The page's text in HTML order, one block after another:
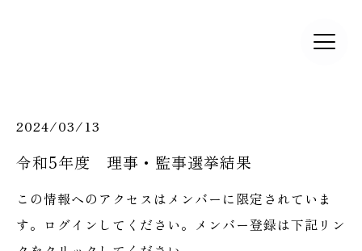
2024/03/13
​令和5年度 理事・監事選挙結果
この情報へのアクセスはメンバーに限定されていま
す。ログインしてください。メンバー登録は下記リン